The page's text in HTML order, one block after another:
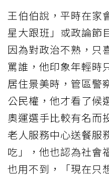
王伯伯說，平時在家
星大跟班」或政論節
因為對政治不熟，只
罵誰，他印象年輕時
居住景美時，管區警
公民權，他才看了候
奧運選手比較有名而
老人服務中心送餐服
吃」，他也認為社會
也用不到，「現在只